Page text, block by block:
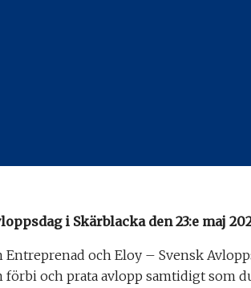
i Skärblacka den 23:e maj
Entreprenad och Eloy – Svensk
och prata avlopp samtidigt som